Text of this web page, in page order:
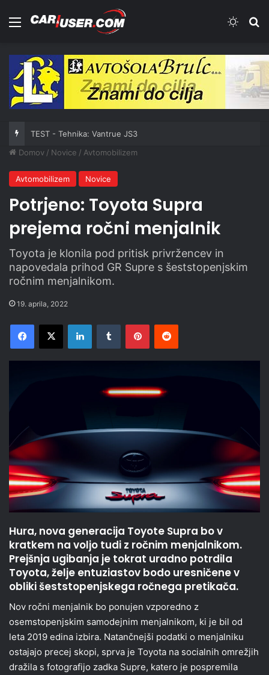
Meni
TEST - Tehnika: Vantrue JS3
Domov / Novice / Avtomobilizem
Avtomobilizem Novice
Potrjeno: Toyota Supra
prejema ročni menjalnik
Toyota je klonila pod pritisk privržencev in
napovedala prihod GR Supre s šeststopenjskim
ročnim menjalnikom.
19. aprila, 2022
Facebook
X LinkedInTumblr PinterestReddit
Hura, nova generacija Toyote Supra bo v
kratkem na voljo tudi z ročnim menjalnikom.
Prejšnja ugibanja je tokrat uradno potrdila
Toyota, želje entuziastov bodo uresničene v
obliki šeststopenjskega ročnega pretikača.
Nov ročni menjalnik bo ponujen vzporedno z
osemstopenjskim samodejnim menjalnikom, ki je bil od
leta 2019 edina izbira. Natančnejši podatki o menjalniku
ostajajo precej skopi, sprva je Toyota na socialnih omrežjih
dražila s fotografijo zadka Supre, katero je pospremila